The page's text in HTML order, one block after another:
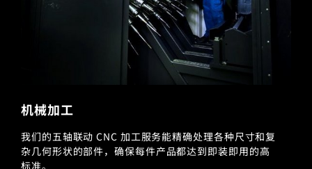
机械加工
我们的五轴联动 CNC 加工服务能精确处理各种尺寸和复
杂几何形状的部件，确保每件产品都达到即装即用的高
标准。